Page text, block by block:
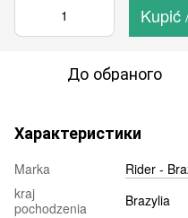
Kupić
До обраного
Характеристики
Marka
Rider -
kraj
pochodzenia
Brazylia